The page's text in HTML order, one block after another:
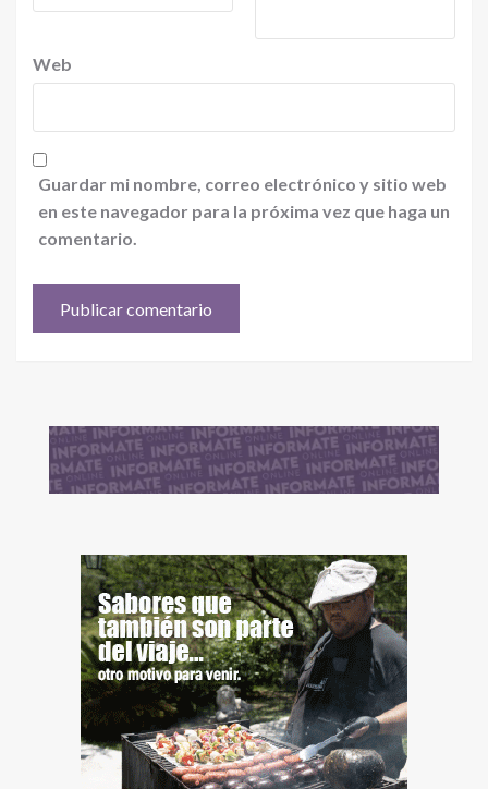
Web
Guardar mi nombre, correo electrónico y sitio web
en este navegador para la próxima vez que haga un
comentario.